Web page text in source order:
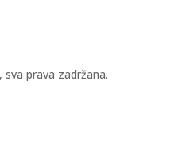
prava zadržana.